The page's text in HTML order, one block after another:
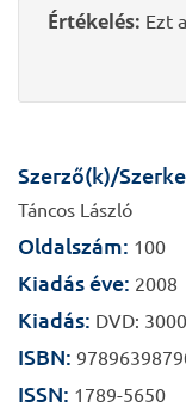
Értékelés: Ezt
Szerző(k)/
Táncos László
Oldalszám: 100
Kiadás éve: 2008
Kiadás: DVD:
ISBN:
ISSN: 1789-5650